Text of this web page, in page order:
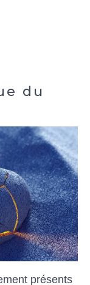
du
présents